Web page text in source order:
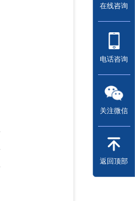
在线咨询
电话咨询
关注微信
返回顶部